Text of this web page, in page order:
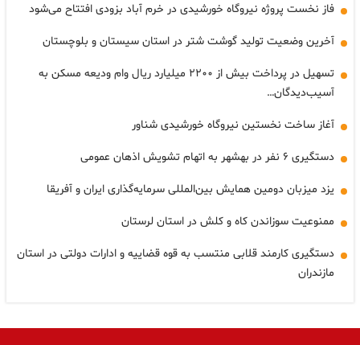
فاز نخست پروژه نیروگاه خورشیدی در خرم آباد بزودی افتتاح می‌شود
آخرین وضعیت تولید گوشت شتر در استان سیستان و بلوچستان
تسهیل در پرداخت بیش از ۲۲۰۰ میلیارد ریال وام ودیعه مسکن به
آسیب‌دیدگان…
آغاز ساخت نخستین نیروگاه خورشیدی شناور
دستگیری ۶ نفر در بهشهر به اتهام تشویش اذهان عمومی
یزد میزبان دومین همایش بین‌المللی سرمایه‌گذاری ایران و آفریقا
ممنوعیت سوزاندن کاه و کلش در استان لرستان
دستگیری کارمند قلابی منتسب به قوه قضاییه و ادارات دولتی در استان
مازندران